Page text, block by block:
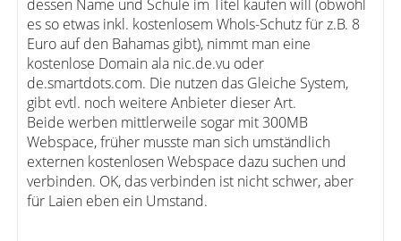
dessen Name und Schule im Titel kaufen will (obwohl
es so etwas inkl. kostenlosem WhoIs-Schutz für z.B. 8
Euro auf den Bahamas gibt), nimmt man eine
kostenlose Domain ala nic.de.vu oder
de.smartdots.com. Die nutzen das Gleiche System,
gibt evtl. noch weitere Anbieter dieser Art.
Beide werben mittlerweile sogar mit 300MB
Webspace, früher musste man sich umständlich
externen kostenlosen Webspace dazu suchen und
verbinden. OK, das verbinden ist nicht schwer, aber
für Laien eben ein Umstand.